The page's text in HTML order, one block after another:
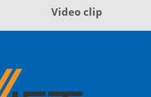
Video clip